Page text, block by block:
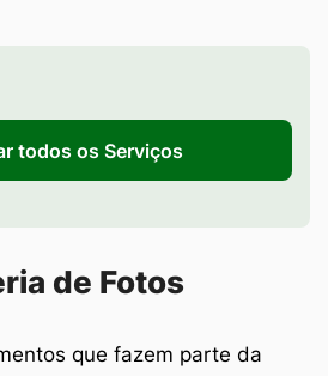
todos os Serviços
Fotosde Fotos
que fazem parte da